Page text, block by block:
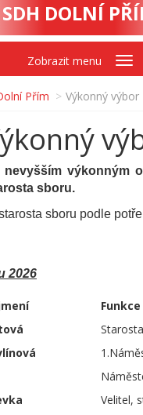
SDH DOLNÍ
Zobrazit menu
Přím Výkonný výbor
výkonným
sboru.
sboru podle
2026
Funkce
Velitel,